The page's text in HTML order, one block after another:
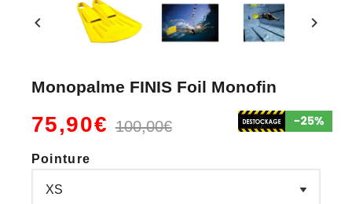
chevron_left chevron_right
Monopalme FINIS Foil Monofin
75,90€100,00€
Pointure